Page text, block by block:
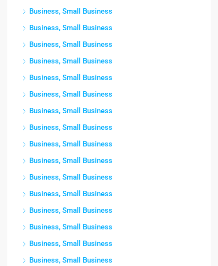
Business, Small Business
Business, Small Business
Business, Small Business
Business, Small Business
Business, Small Business
Business, Small Business
Business, Small Business
Business, Small Business
Business, Small Business
Business, Small Business
Business, Small Business
Business, Small Business
Business, Small Business
Business, Small Business
Business, Small Business
Business, Small Business